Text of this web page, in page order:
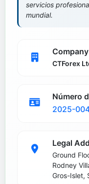
servicios
mundial.
CTForex
Número
2025-
Legal
Ground
Rodney
Gros-